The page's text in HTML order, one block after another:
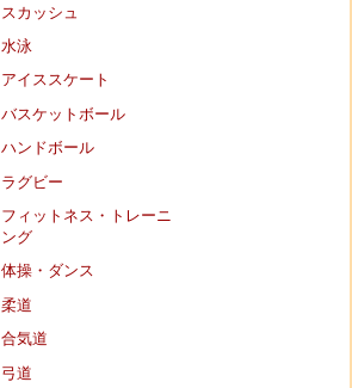
スカッシュ
水泳
アイススケート
バスケットボール
ハンドボール
ラグビー
フィットネス・トレーニ
ング
体操・ダンス
柔道
合気道
弓道